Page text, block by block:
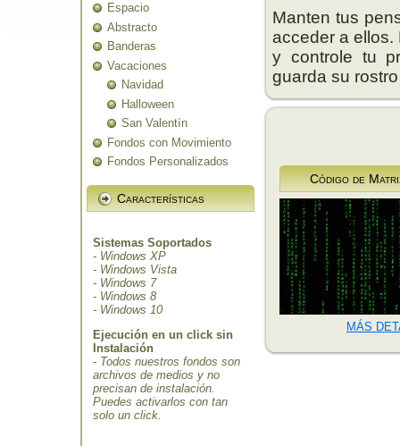
Espacio
Abstracto
Banderas
Vacaciones
Navidad
Halloween
San Valentín
Fondos con Movimiento
Fondos Personalizados
Características
Sistemas Soportados
- Windows XP
- Windows Vista
- Windows 7
- Windows 8
- Windows 10
Ejecución en un click sin
Instalación
- Todos nuestros fondos son
archivos de medios y no
precisan de instalación.
Puedes activarlos con tan
solo un click.
Manten tus
acceder a ellos.
y controle tu
guarda su
Código de
MÁS